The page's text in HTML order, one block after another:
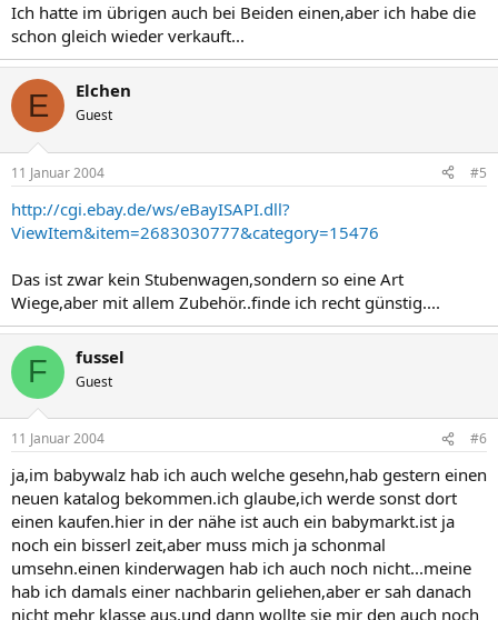
Ich hatte im übrigen auch bei Beiden einen,aber ich habe die
schon gleich wieder verkauft...
E Elchen
Guest
11 Januar 2004 #5
http://cgi.ebay.de/ws/eBayISAPI.dll?
ViewItem&item=2683030777&category=15476
Das ist zwar kein Stubenwagen,sondern so eine Art
Wiege,aber mit allem Zubehör..finde ich recht günstig....
F fussel
Guest
11 Januar 2004 #6
ja,im babywalz hab ich auch welche gesehn,hab gestern einen
neuen katalog bekommen.ich glaube,ich werde sonst dort
einen kaufen.hier in der nähe ist auch ein babymarkt.ist ja
noch ein bisserl zeit,aber muss mich ja schonmal
umsehn.einen kinderwagen hab ich auch noch nicht...meine
hab ich damals einer nachbarin geliehen,aber er sah danach
nicht mehr klasse aus,und dann wollte sie mir den auch noch